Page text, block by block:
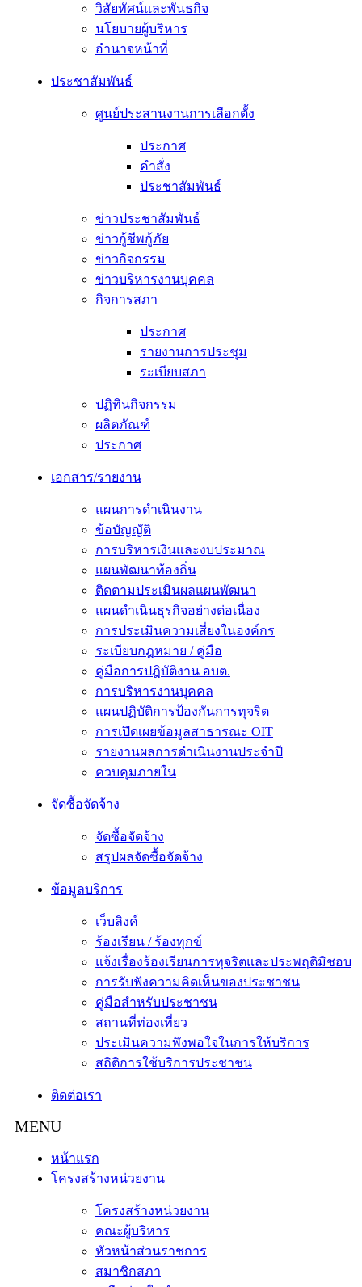
วิสัยทัศน์และพันธกิจ
นโยบายผู้บริหาร
อํานาจหน้าที่
ประชาสัมพันธ์
ศูนย์ประสานงานการเลือกตั้ง
ประกาศ
คำสั่ง
ประชาสัมพันธ์
ข่าวประชาสัมพันธ์
ข่าวกู้ชีพกู้ภัย
ข่าวกิจกรรม
ข่าวบริหารงานบุคคล
กิจการสภา
ประกาศ
รายงานการประชุม
ระเบียบสภา
ปฏิทินกิจกรรม
ผลิตภัณฑ์
ประกาศ
เอกสาร/รายงาน
แผนการดำเนินงาน
ข้อบัญญัติ
การบริหารเงินและงบประมาณ
แผนพัฒนาท้องถิ่น
ติดตามประเมินผลแผนพัฒนา
แผนดำเนินธุรกิจอย่างต่อเนื่อง
การประเมินความเสี่ยงในองค์กร
ระเบียบกฎหมาย / คู่มือ
คู่มือการปฎิบัติงาน อบต.
การบริหารงานบุคคล
แผนปฏิบัติการป้องกันการทุจริต
การเปิดเผยข้อมูลสาธารณะ OIT
รายงานผลการดำเนินงานประจำปี
ควบคุมภายใน
จัดซื้อจัดจ้าง
จัดซื้อจัดจ้าง
สรุปผลจัดซื้อจัดจ้าง
ข้อมูลบริการ
เว็บลิงค์
ร้องเรียน / ร้องทุกข์
แจ้งเรื่องร้องเรียนการทุจริตและประพฤติมิชอบ
การรับฟังความคิดเห็นของประชาชน
คู่มือสำหรับประชาชน
สถานที่ท่องเที่ยว
ประเมินความพึงพอใจในการให้บริการ
สถิติการใช้บริการประชาชน
ติดต่อเรา
หน้าแรก
โครงสร้างหน่วยงาน
โครงสร้างหน่วยงาน
คณะผู้บริหาร
หัวหน้าส่วนราชการ
สมาชิกสภา